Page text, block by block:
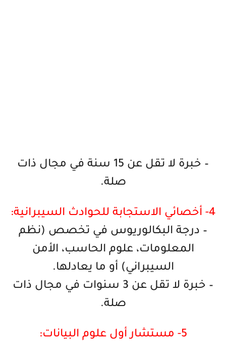
– خبرة لا تقل عن 15 سنة في مجال ذات
صلة.
4- أخصائي الاستجابة للحوادث السيبرانية:
– درجة البكالوريوس في تخصص (نظم
المعلومات، علوم الحاسب، الأمن
السيبراني) أو ما يعادلها.
– خبرة لا تقل عن 3 سنوات في مجال ذات
صلة.
5- مستشار أول علوم البيانات: